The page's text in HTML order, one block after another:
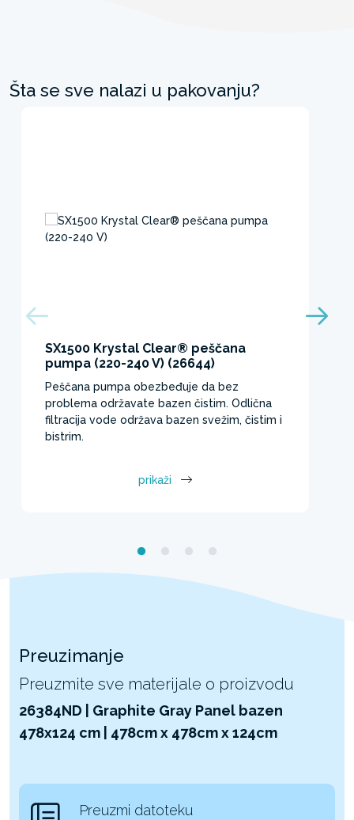
Šta se sve nalazi u pakovanju?
SX1500 Krystal Clear® peščana
pumpa (220-240 V) (26644)
Peščana pumpa obezbeđuje da bez
problema održavate bazen čistim. Odlična
filtracija vode održava bazen svežim, čistim i
bistrim.
prikaži
Preuzimanje
Preuzmite sve materijale o proizvodu
26384ND | Graphite Gray Panel bazen
478x124 cm | 478cm x 478cm x 124cm
Preuzmi datoteku